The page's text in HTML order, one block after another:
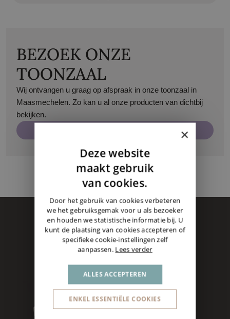
BEZOEK ONZE
TOONZAAL
Wij ontvangen u graag op afspraak in onze toonzaal in
Maasmechelen. Zo kan u al onze producten van dichtbij
bekijken.
GERMAN
×
Deze website
maakt gebruik
van cookies.
Door het gebruik van cookies verbeteren
we het gebruiksgemak voor u als bezoeker
en houden we statistische informatie bij. U
kunt de plaatsing van cookies accepteren of
specifieke cookie-instellingen zelf
aanpassen. Lees verder
ALLES ACCEPTEREN
ENKEL ESSENTIËLE COOKIES